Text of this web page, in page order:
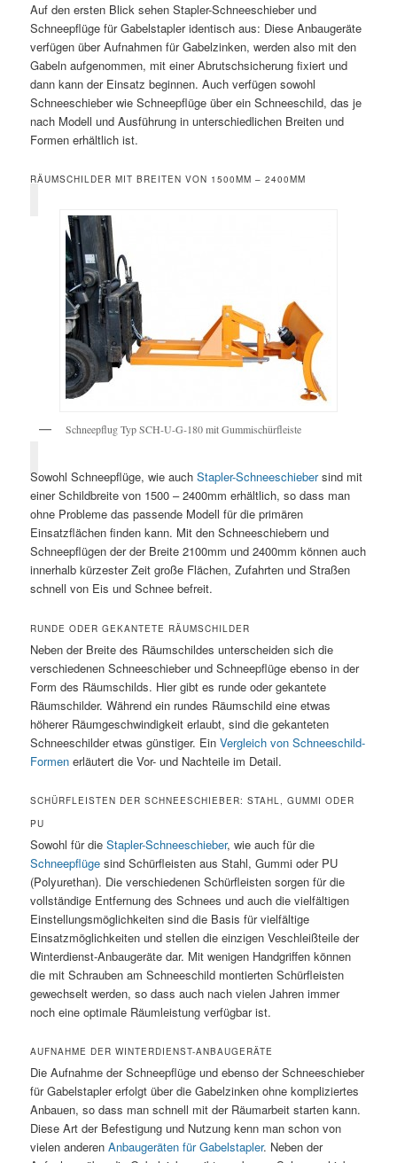
Auf den ersten Blick sehen Stapler-Schneeschieber und
Schneepflüge für Gabelstapler identisch aus: Diese Anbaugeräte
verfügen über Aufnahmen für Gabelzinken, werden also mit den
Gabeln aufgenommen, mit einer Abrutschsicherung fixiert und
dann kann der Einsatz beginnen. Auch verfügen sowohl
Schneeschieber wie Schneepflüge über ein Schneeschild, das je
nach Modell und Ausführung in unterschiedlichen Breiten und
Formen erhältlich ist.
RÄUMSCHILDER MIT BREITEN VON 1500MM – 2400MM
Schneepflug Typ SCH-U-G-180 mit Gummischürfleiste
Sowohl Schneepflüge, wie auchStapler-Schneeschiebersind mit
einer Schildbreite von 1500 – 2400mm erhältlich, so dass man
ohne Probleme das passende Modell für die primären
Einsatzflächen finden kann. Mit den Schneeschiebern und
Schneepflügen der der Breite 2100mm und 2400mm können auch
innerhalb kürzester Zeit große Flächen, Zufahrten und Straßen
schnell von Eis und Schnee befreit.
RUNDE ODER GEKANTETE RÄUMSCHILDER
Neben der Breite des Räumschildes unterscheiden sich die
verschiedenen Schneeschieber und Schneepflüge ebenso in der
Form des Räumschilds. Hier gibt es runde oder gekantete
Räumschilder. Während ein rundes Räumschild eine etwas
höherer Räumgeschwindigkeit erlaubt, sind die gekanteten
Schneeschilder etwas günstiger. EinVergleich von Schneeschild-
Formen erläutert die Vor- und Nachteile im Detail.
SCHÜRFLEISTEN DER SCHNEESCHIEBER: STAHL, GUMMI ODER
PU
Sowohl für dieStapler-Schneeschieber, wie auch für die
Schneepflüge sind Schürfleisten aus Stahl, Gummi oder PU
(Polyurethan). Die verschiedenen Schürfleisten sorgen für die
vollständige Entfernung des Schnees und auch die vielfältigen
Einstellungsmöglichkeiten sind die Basis für vielfältige
Einsatzmöglichkeiten und stellen die einzigen Veschleißteile der
Winterdienst-Anbaugeräte dar. Mit wenigen Handgriffen können
die mit Schrauben am Schneeschild montierten Schürfleisten
gewechselt werden, so dass auch nach vielen Jahren immer
noch eine optimale Räumleistung verfügbar ist.
AUFNAHME DER WINTERDIENST-ANBAUGERÄTE
Die Aufnahme der Schneepflüge und ebenso der Schneeschieber
für Gabelstapler erfolgt über die Gabelzinken ohne kompliziertes
Anbauen, so dass man schnell mit der Räumarbeit starten kann.
Diese Art der Befestigung und Nutzung kenn man schon von
vielen anderenAnbaugeräten für Gabelstapler. Neben der